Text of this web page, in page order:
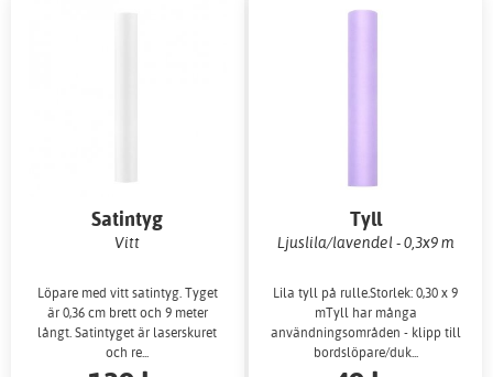
Satintyg
Vitt
Löpare med vitt satintyg. Tyget
är 0,36 cm brett och 9 meter
långt. Satintyget är laserskuret
och re...
Tyll
Ljuslila/lavendel - 0,3x9 m
Lila tyll på rulle.Storlek: 0,30 x 9
mTyll har många
användningsområden - klipp till
bordslöpare/duk...